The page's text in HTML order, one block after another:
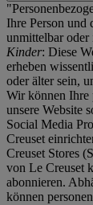
Ihre Person und
unmittelbar
Kinder: Diese
erheben
oder älter sein,
Wir können Ihre
unsere Website
Social Media
Creuset
Creuset Stores
von Le Creuset
abonnieren.
können